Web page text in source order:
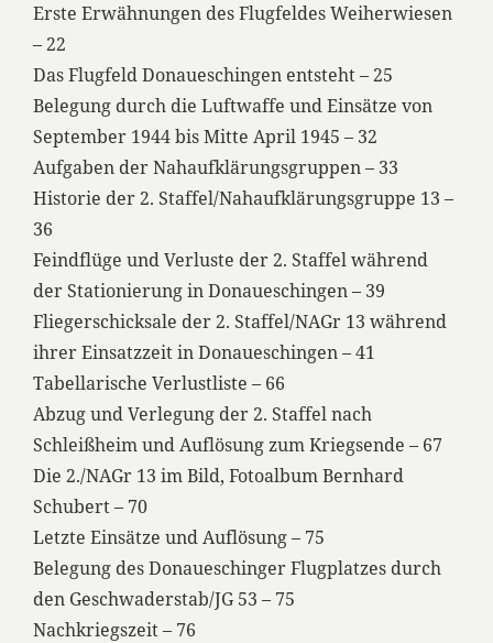
Erste Erwähnungen des Flugfeldes Weiherwiesen
– 22
Das Flugfeld Donaueschingen entsteht – 25
Belegung durch die Luftwaffe und Einsätze von
September 1944 bis Mitte April 1945 – 32
Aufgaben der Nahaufklärungsgruppen – 33
Historie der 2. Staffel/Nahaufklärungsgruppe 13 –
36
Feindflüge und Verluste der 2. Staffel während
der Stationierung in Donaueschingen – 39
Fliegerschicksale der 2. Staffel/NAGr 13 während
ihrer Einsatzzeit in Donaueschingen – 41
Tabellarische Verlustliste – 66
Abzug und Verlegung der 2. Staffel nach
Schleißheim und Auflösung zum Kriegsende – 67
Die 2./NAGr 13 im Bild, Fotoalbum Bernhard
Schubert – 70
Letzte Einsätze und Auflösung – 75
Belegung des Donaueschinger Flugplatzes durch
den Geschwaderstab/JG 53 – 75
Nachkriegszeit – 76